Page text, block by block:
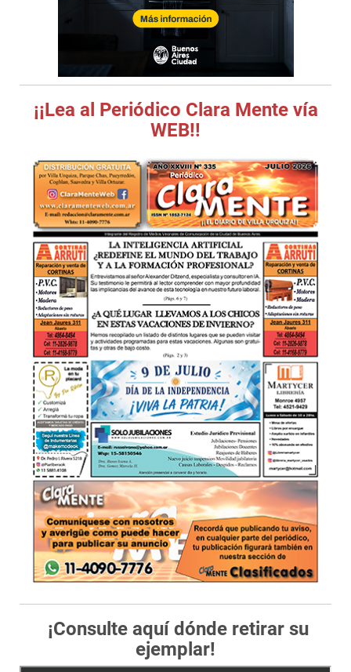
¡¡Lea al Periódico Clara Mente vía
WEB!!
¡Consulte aquí dónde retirar su
ejemplar!